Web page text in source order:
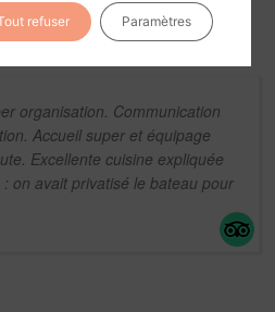
organisation. Communication
Accueil super et équipage
Excellente cuisine expliquée
on avait privatisé le bateau pour
refuser Paramètres